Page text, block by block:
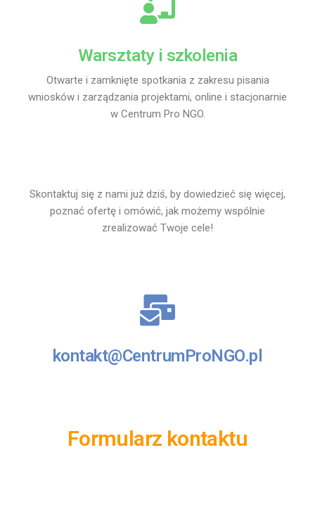
Warsztaty i szkolenia
Otwarte i zamknięte spotkania z zakresu pisania
wniosków i zarządzania projektami, online i stacjonarnie
w Centrum Pro NGO.
Skontaktuj się z nami już dziś, by dowiedzieć się więcej,
poznać ofertę i omówić, jak możemy wspólnie
zrealizować Twoje cele!
kontakt@CentrumProNGO.pl
Formularz kontaktu